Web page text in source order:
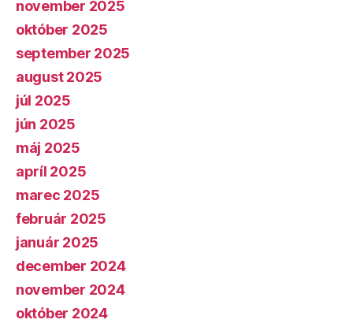
november 2025
október 2025
september 2025
august 2025
júl 2025
jún 2025
máj 2025
apríl 2025
marec 2025
február 2025
január 2025
december 2024
november 2024
október 2024